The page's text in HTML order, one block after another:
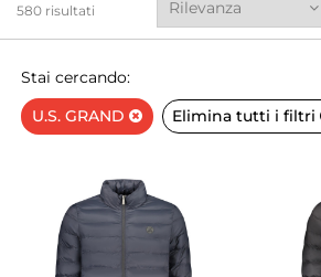
580 risultati
Stai cercando:
U.S. GRAND
Elimina tutti i filtri